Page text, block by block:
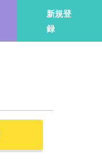
新規登
録